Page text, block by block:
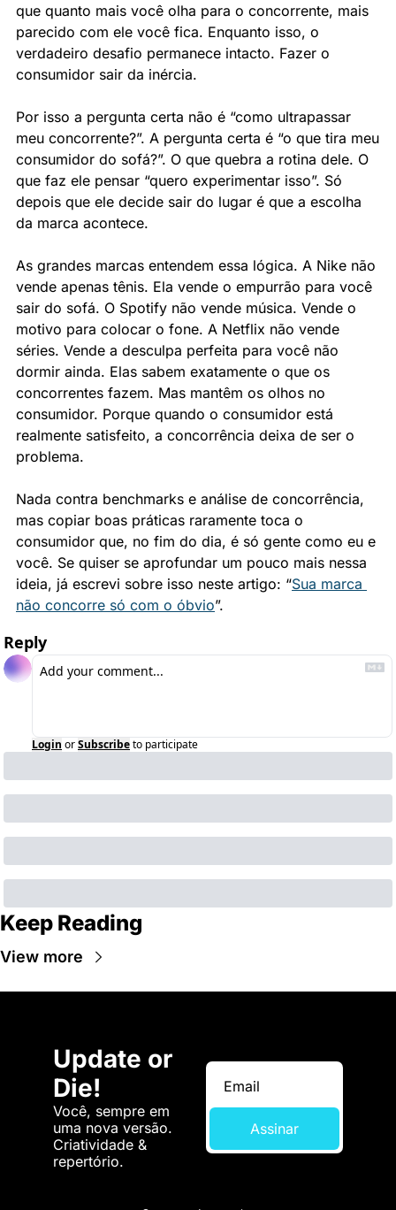
que quanto mais você olha para o concorrente, mais
parecido com ele você fica. Enquanto isso, o
verdadeiro desafio permanece intacto. Fazer o
consumidor sair da inércia.
Por isso a pergunta certa não é “como ultrapassar
meu concorrente?”. A pergunta certa é “o que tira meu
consumidor do sofá?”. O que quebra a rotina dele. O
que faz ele pensar “quero experimentar isso”. Só
depois que ele decide sair do lugar é que a escolha
da marca acontece.
As grandes marcas entendem essa lógica. A Nike não
vende apenas tênis. Ela vende o empurrão para você
sair do sofá. O Spotify não vende música. Vende o
motivo para colocar o fone. A Netflix não vende
séries. Vende a desculpa perfeita para você não
dormir ainda. Elas sabem exatamente o que os
concorrentes fazem. Mas mantêm os olhos no
consumidor. Porque quando o consumidor está
realmente satisfeito, a concorrência deixa de ser o
problema.
Nada contra benchmarks e análise de concorrência,
mas copiar boas práticas raramente toca o
consumidor que, no fim do dia, é só gente como eu e
você. Se quiser se aprofundar um pouco mais nessa
ideia, já escrevi sobre isso neste artigo: “Sua marca
não concorre só com o óbvio”.
Reply
Login orSubscribeto participate
Keep Reading
View more
Update or
Die!
Você, sempre em
uma nova versão.
Criatividade &
repertório.
Assinar